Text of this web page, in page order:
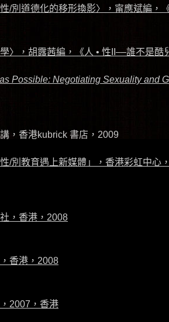
性/別道德化的移形換影〉，甯應斌編
學〉，胡露茜編，《人 • 性II––誰不是
Possible: Negotiating Sexuality and
，香港kubrick 書店，2009
/別教育遇上新媒體」，香港彩虹中心
，香港，2008
香港，2008
2007，香港